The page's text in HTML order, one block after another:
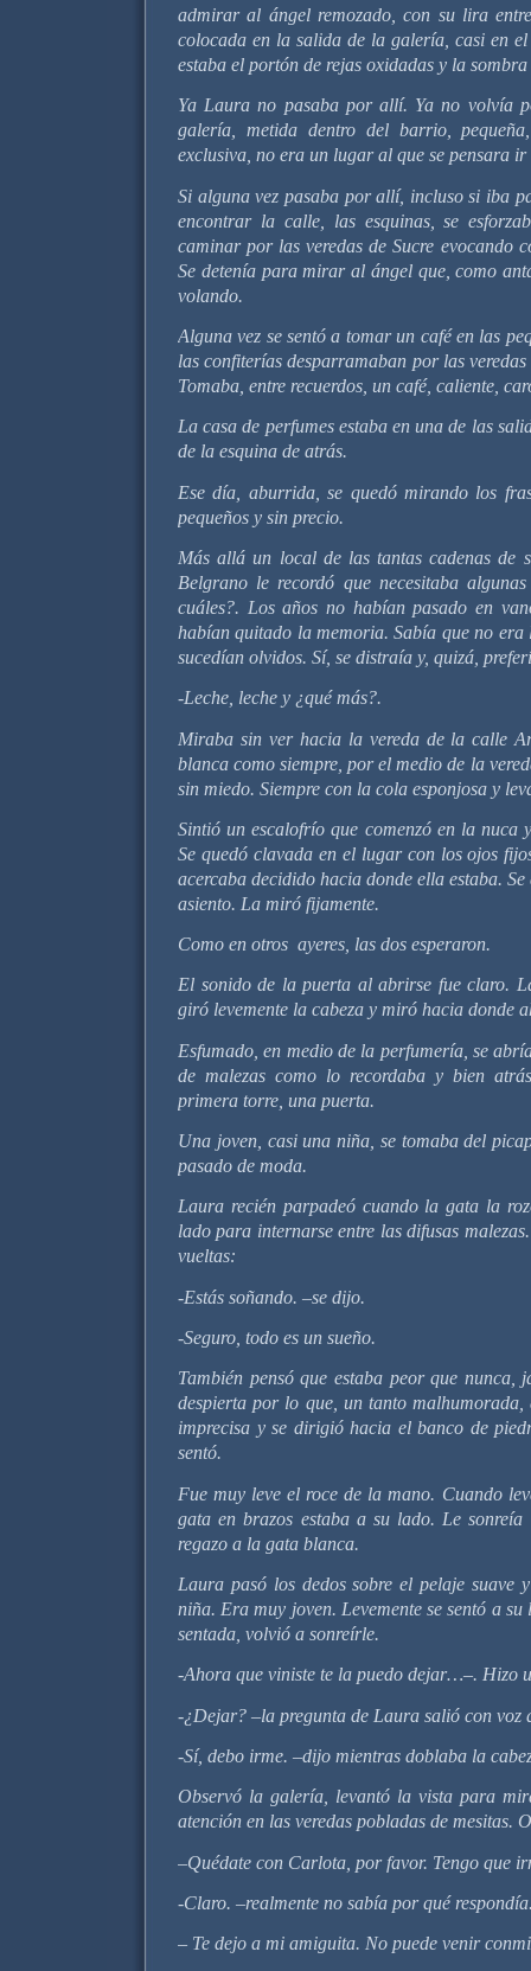
admirar al ángel remozado, con su lira
colocada en la salida de la galería, casi en
estaba el portón de rejas oxidadas y la
Ya Laura no pasaba por allí. Ya no volvía
galería, metida dentro del barrio,
exclusiva, no era un lugar al que se pensara
Si alguna vez pasaba por allí, incluso si iba
encontrar la calle, las esquinas, se
caminar por las veredas de Sucre evocando
Se detenía para mirar al ángel que, como
volando.
Alguna vez se sentó a tomar un café en las
las confiterías desparramaban por las
Tomaba, entre recuerdos, un café, caliente,
La casa de perfumes estaba en una de las
de la esquina de atrás.
Ese día, aburrida, se quedó mirando los
pequeños y sin precio.
Más allá un local de las tantas cadenas de
Belgrano le recordó que necesitaba
cuáles?. Los años no habían pasado en
habían quitado la memoria. Sabía que no era
sucedían olvidos. Sí, se distraía y, quizá,
-Leche, leche y ¿qué más?.
Miraba sin ver hacia la vereda de la calle
blanca como siempre, por el medio de la
sin miedo. Siempre con la cola esponjosa y
Sintió un escalofrío que comenzó en la nuca
Se quedó clavada en el lugar con los ojos
acercaba decidido hacia donde ella estaba.
asiento. La miró fijamente.
Como en otros ayeres, las dos esperaron.
El sonido de la puerta al abrirse fue claro.
giró levemente la cabeza y miró hacia donde
Esfumado, en medio de la perfumería, se
de malezas como lo recordaba y bien
primera torre, una puerta.
Una joven, casi una niña, se tomaba del
pasado de moda.
Laura recién parpadeó cuando la gata la
lado para internarse entre las difusas
vueltas:
-Estás soñando. –se dijo.
-Seguro, todo es un sueño.
También pensó que estaba peor que nunca,
despierta por lo que, un tanto
imprecisa y se dirigió hacia el banco de
sentó.
Fue muy leve el roce de la mano. Cuando
gata en brazos estaba a su lado. Le sonreía
regazo a la gata blanca.
Laura pasó los dedos sobre el pelaje suave
niña. Era muy joven. Levemente se sentó a
sentada, volvió a sonreírle.
-Ahora que viniste te la puedo dejar…–. Hizo
-¿Dejar? –la pregunta de Laura salió con voz
-Sí, debo irme. –dijo mientras doblaba la
Observó la galería, levantó la vista para
atención en las veredas pobladas de mesitas.
–Quédate con Carlota, por favor. Tengo que
-Claro. –realmente no sabía por qué
– Te dejo a mi amiguita. No puede venir